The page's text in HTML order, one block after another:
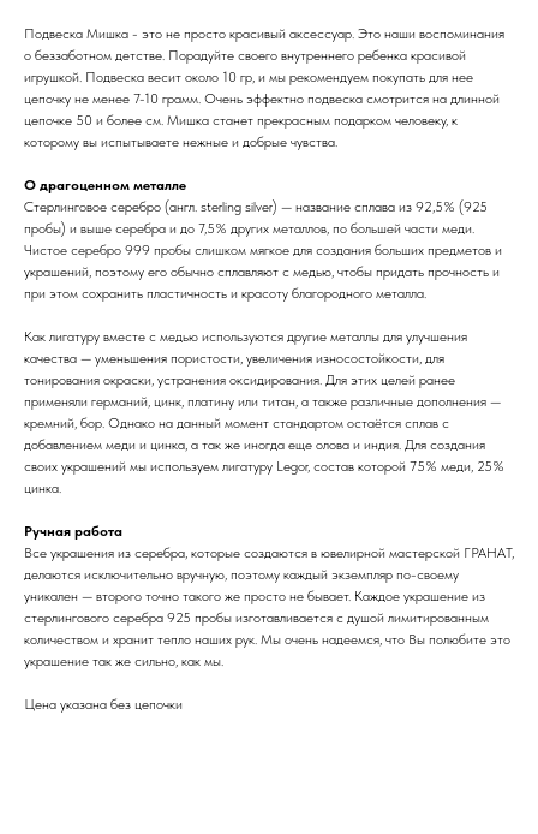
Подвеска Мишка - это не просто красивый аксессуар. Это наши воспоминания
о беззаботном детстве. Порадуйте своего внутреннего ребенка красивой
игрушкой. Подвеска весит около 10 гр, и мы рекомендуем покупать для нее
цепочку не менее 7-10 грамм. Очень эффектно подвеска смотрится на длинной
цепочке 50 и более см. Мишка станет прекрасным подарком человеку, к
которому вы испытываете нежные и добрые чувства.
О драгоценном металле
Стерлинговое серебро (англ. sterling silver) — название сплава из 92,5% (925
пробы) и выше серебра и до 7,5% других металлов, по большей части меди.
Чистое серебро 999 пробы слишком мягкое для создания больших предметов и
украшений, поэтому его обычно сплавляют с медью, чтобы придать прочность и
при этом сохранить пластичность и красоту благородного металла.
Как лигатуру вместе с медью используются другие металлы для улучшения
качества — уменьшения пористости, увеличения износостойкости, для
тонирования окраски, устранения оксидирования. Для этих целей ранее
применяли германий, цинк, платину или титан, а также различные дополнения —
кремний, бор. Однако на данный момент стандартом остаётся сплав с
добавлением меди и цинка, а так же иногда еще олова и индия. Для создания
своих украшений мы используем лигатуру Legor, состав которой 75% меди, 25%
цинка.
Ручная работа
Все украшения из серебра, которые создаются в ювелирной мастерской ГРАНАТ,
делаются исключительно вручную, поэтому каждый экземпляр по-своему
уникален — второго точно такого же просто не бывает. Каждое украшение из
стерлингового серебра 925 пробы изготавливается с душой лимитированным
количеством и хранит тепло наших рук. Мы очень надеемся, что Вы полюбите это
украшение так же сильно, как мы.
Цена указана без цепочки